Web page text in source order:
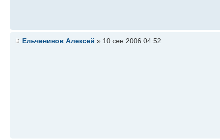
Ельченинов Алексей » 10 сен 2006 04:52